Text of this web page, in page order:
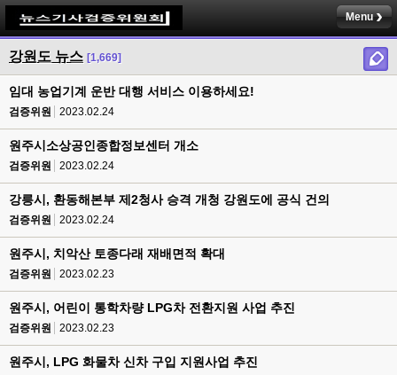
Menu
강원도 뉴스 [1,669]
임대 농업기계 운반 대행 서비스 이용하세요!
검증위원 2023.02.24
원주시소상공인종합정보센터 개소
검증위원 2023.02.24
강릉시, 환동해본부 제2청사 승격 개청 강원도에 공식 건의
검증위원 2023.02.24
원주시, 치악산 토종다래 재배면적 확대
검증위원 2023.02.23
원주시, 어린이 통학차량 LPG차 전환지원 사업 추진
검증위원 2023.02.23
원주시, LPG 화물차 신차 구입 지원사업 추진